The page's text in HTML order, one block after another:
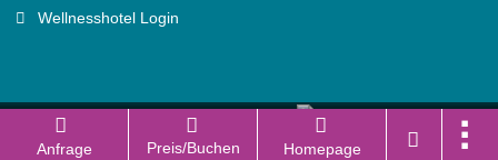
Anfrage Preis/Buchen Homepage
Wellnesshotel Login
Branchenportal Software made in Germany
Aktuelle Version: 14.13.0